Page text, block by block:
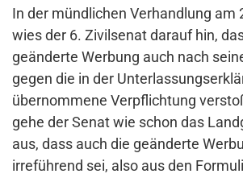
In der mündlichen Verhandlung am
wies der 6. Zivilsenat darauf hin,
geänderte Werbung auch nach
gegen die in der
übernommene Verpflichtung
gehe der Senat wie schon das
aus, dass auch die geänderte
irreführend sei, also aus den